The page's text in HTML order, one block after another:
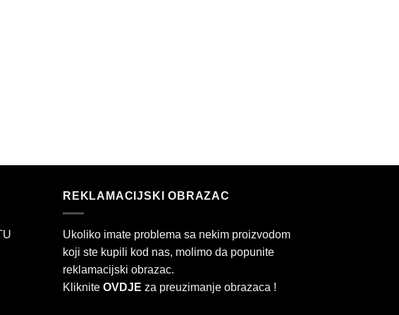
REKLAMACIJSKI OBRAZAC
Ukoliko imate problema sa nekim proizvodom
koji ste kupili kod nas, molimo da popunite
reklamacijski obrazac.
Kliknite OVDJE za preuzimanje obrazaca !